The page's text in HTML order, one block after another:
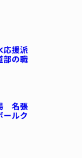
応援派
の職
名張
ールク